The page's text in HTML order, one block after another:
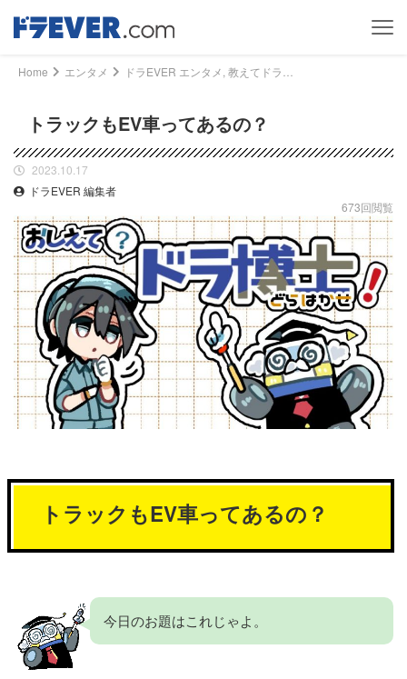
Home エンタメ
トラックもEV車ってあるの？
2023.10.17
ドラEVER 編集者
673回閲覧
トラックもEV車ってあるの？
今日のお題はこれじゃよ。